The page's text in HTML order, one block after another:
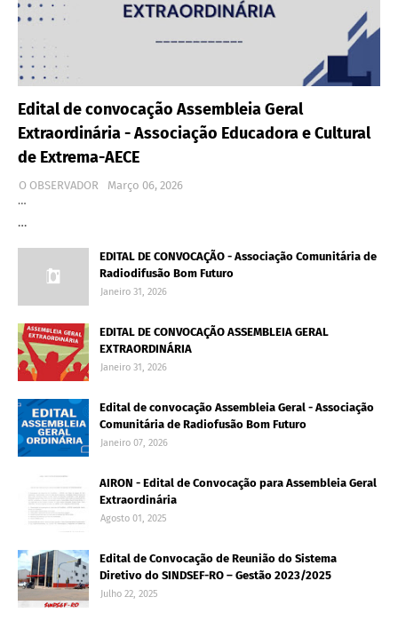
Edital de convocação Assembleia Geral
Extraordinária - Associação Educadora e Cultural
de Extrema-AECE
O OBSERVADOR
Março 06, 2026
…
…
EDITAL DE CONVOCAÇÃO - Associação Comunitária de
Radiodifusão Bom Futuro
Janeiro 31, 2026
EDITAL DE CONVOCAÇÃO ASSEMBLEIA GERAL
EXTRAORDINÁRIA
Janeiro 31, 2026
Edital de convocação Assembleia Geral - Associação
Comunitária de Radiofusão Bom Futuro
Janeiro 07, 2026
AIRON - Edital de Convocação para Assembleia Geral
Extraordinária
Agosto 01, 2025
Edital de Convocação de Reunião do Sistema
Diretivo do SINDSEF-RO – Gestão 2023/2025
Julho 22, 2025